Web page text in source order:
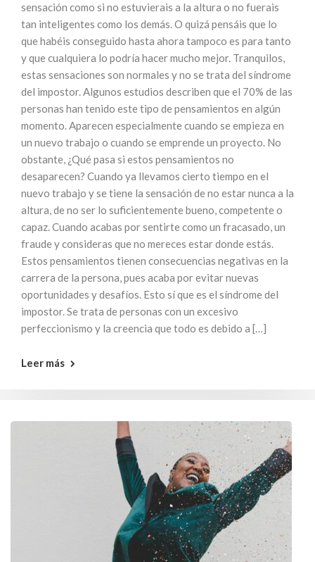
sensación como si no estuvierais a la altura o no fuerais
tan inteligentes como los demás. O quizá pensáis que lo
que habéis conseguido hasta ahora tampoco es para tanto
y que cualquiera lo podría hacer mucho mejor. Tranquilos,
estas sensaciones son normales y no se trata del síndrome
del impostor. Algunos estudios describen que el 70% de las
personas han tenido este tipo de pensamientos en algún
momento. Aparecen especialmente cuando se empieza en
un nuevo trabajo o cuando se emprende un proyecto. No
obstante, ¿Qué pasa si estos pensamientos no
desaparecen? Cuando ya llevamos cierto tiempo en el
nuevo trabajo y se tiene la sensación de no estar nunca a la
altura, de no ser lo suficientemente bueno, competente o
capaz. Cuando acabas por sentirte como un fracasado, un
fraude y consideras que no mereces estar donde estás.
Estos pensamientos tienen consecuencias negativas en la
carrera de la persona, pues acaba por evitar nuevas
oportunidades y desafíos. Esto sí que es el síndrome del
impostor. Se trata de personas con un excesivo
perfeccionismo y la creencia que todo es debido a […]
Leer más